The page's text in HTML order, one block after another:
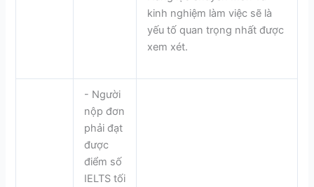
kinh nghiệm làm việc sẽ là
yếu tố quan trọng nhất được
xem xét.
- Người
nộp đơn
phải đạt
được
điểm số
IELTS tối